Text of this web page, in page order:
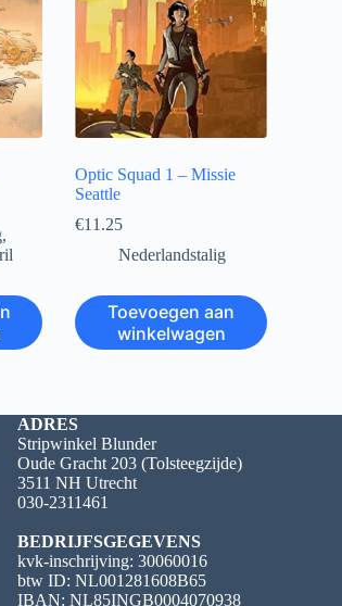
,
Optic Squad 1 – Missie
Seattle
€11.25
Nederlandstalig
Toevoegen aan
winkelwagen
ADRES
Stripwinkel Blunder
Oude Gracht 203 (Tolsteegzijde)
3511 NH Utrecht
030-2311461
BEDRIJFSGEGEVENS
kvk-inschrijving: 30060016
btw ID: NL001281608B65
IBAN: NL85INGB0004070938